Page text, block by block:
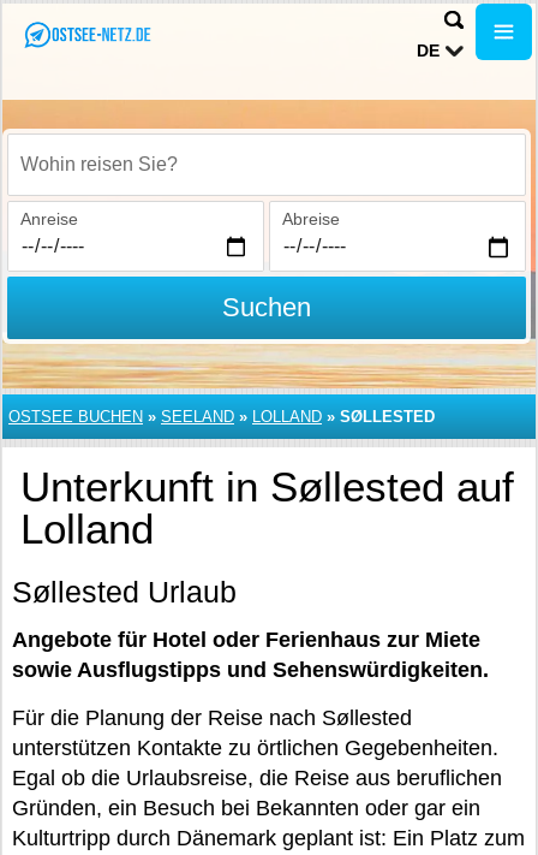
DE
Wohin reisen Sie?
Anreise Abreise
Suchen
OSTSEE BUCHEN » SEELAND » LOLLAND » SØLLESTED
Unterkunft in Søllested auf
Lolland
Søllested Urlaub
Angebote für Hotel oder Ferienhaus zur Miete
sowie Ausflugstipps und Sehenswürdigkeiten.
Für die Planung der Reise nach Søllested
unterstützen Kontakte zu örtlichen Gegebenheiten.
Egal ob die Urlaubsreise, die Reise aus beruflichen
Gründen, ein Besuch bei Bekannten oder gar ein
Kulturtripp durch Dänemark geplant ist: Ein Platz zum